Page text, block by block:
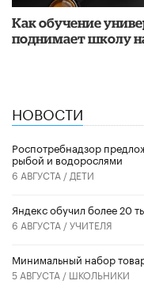
​Как обучение
поднимает школу
НОВОСТИ
Роспотребнадзор
рыбой и водорослями
6 АВГУСТА / ДЕТИ
​Яндекс обучил более 20
6 АВГУСТА /УЧИТЕЛЯ
Минимальный набор
5 АВГУСТА / ШКОЛЬНИКИ